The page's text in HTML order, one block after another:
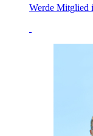
Werde Mitglied